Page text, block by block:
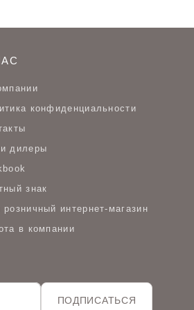
конфиденциальности
дилеры
знак
интернет-магазин
в компании
ПОДПИСАТЬСЯ